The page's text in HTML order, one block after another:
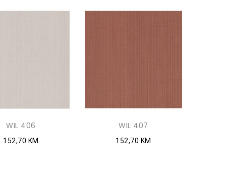
WIL 406
152,70 KM
WIL 407
152,70 KM